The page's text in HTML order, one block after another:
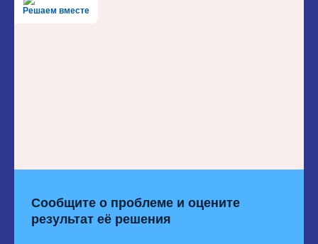
Решаем вместе
Сообщите о проблеме и оцените
результат её решения